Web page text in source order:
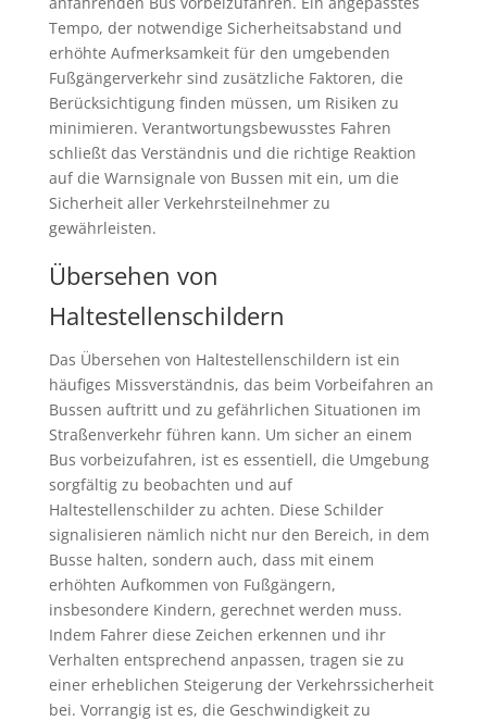
Tempo, der notwendige Sicherheitsabstand und
erhöhte Aufmerksamkeit für den umgebenden
Fußgängerverkehr sind zusätzliche Faktoren, die
Berücksichtigung finden müssen, um Risiken zu
minimieren. Verantwortungsbewusstes Fahren
schließt das Verständnis und die richtige Reaktion
auf die Warnsignale von Bussen mit ein, um die
Sicherheit aller Verkehrsteilnehmer zu
gewährleisten.
Übersehen von
Haltestellenschildern
Das Übersehen von Haltestellenschildern ist ein
häufiges Missverständnis, das beim Vorbeifahren an
Bussen auftritt und zu gefährlichen Situationen im
Straßenverkehr führen kann. Um sicher an einem
Bus vorbeizufahren, ist es essentiell, die Umgebung
sorgfältig zu beobachten und auf
Haltestellenschilder zu achten. Diese Schilder
signalisieren nämlich nicht nur den Bereich, in dem
Busse halten, sondern auch, dass mit einem
erhöhten Aufkommen von Fußgängern,
insbesondere Kindern, gerechnet werden muss.
Indem Fahrer diese Zeichen erkennen und ihr
Verhalten entsprechend anpassen, tragen sie zu
einer erheblichen Steigerung der Verkehrssicherheit
bei. Vorrangig ist es, die Geschwindigkeit zu